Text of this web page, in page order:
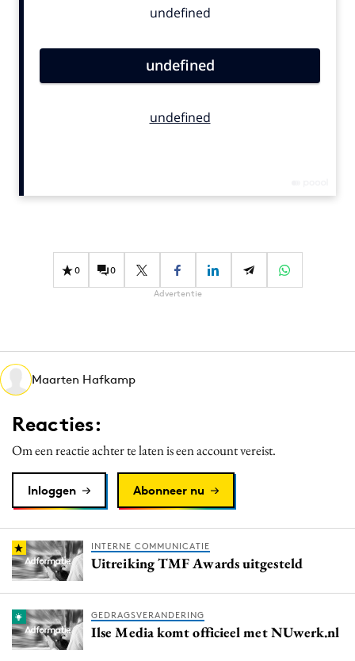
Contentmarketing
Effectiviteit
Gedragsverandering
Martech
Media
Merkstrategie
PR
Programmatic
Reputatie & crisis
0 0
Advertentie
Maarten Hafkamp
Reacties:
Om een reactie achter te laten is een account vereist.
Inloggen Abonneer nu
INTERNE COMMUNICATIE
Uitreiking TMF Awards uitgesteld
GEDRAGSVERANDERING
Ilse Media komt officieel met NUwerk.nl